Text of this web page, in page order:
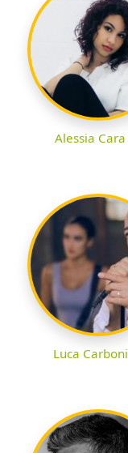
Alessia Cara
Luca Carboni